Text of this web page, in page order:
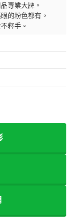
專業大牌。
的粉色都有。
釋手。